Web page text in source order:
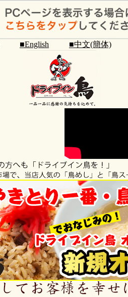
■English ■中文(簡体)